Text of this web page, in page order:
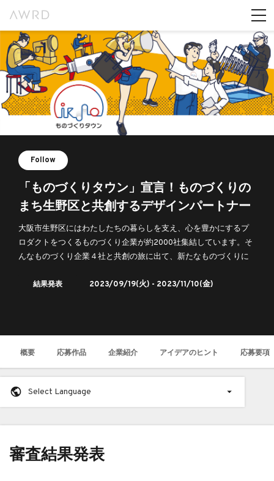
Follow
「ものづくりタウン」宣言！ものづくりの
まち生野区と共創するデザインパートナー
募集！
大阪市生野区にはわたしたちの暮らしを支え、心を豊かにするプ
ロダクトをつくるものづくり企業が約2000社集結しています。そ
んなものづくり企業４社と共創の旅に出て、新たなものづくりに
結果発表
2023/09/19(火) - 2023/11/10(金)
概要 応募作品 企業紹介 アイデアのヒント 応募要項
Select Language
審査結果発表